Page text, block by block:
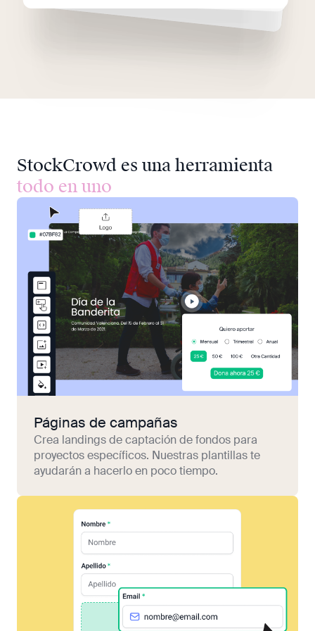
StockCrowd es una herramienta
todo en uno
Páginas de campañas
Crea landings de captación de fondos para
proyectos específicos. Nuestras plantillas te
ayudarán a hacerlo en poco tiempo.